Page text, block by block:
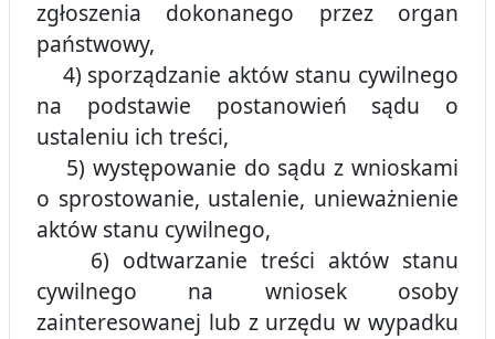
zgłoszenia dokonanego przez organ
państwowy,
4) sporządzanie aktów stanu cywilnego
na podstawie postanowień sądu o
ustaleniu ich treści,
5) występowanie do sądu z wnioskami
o sprostowanie, ustalenie, unieważnienie
aktów stanu cywilnego,
6) odtwarzanie treści aktów stanu
cywilnego na wniosek osoby
zainteresowanej lub z urzędu w wypadku